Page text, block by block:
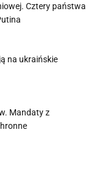
Cztery państwa
na ukraińskie
Mandaty z